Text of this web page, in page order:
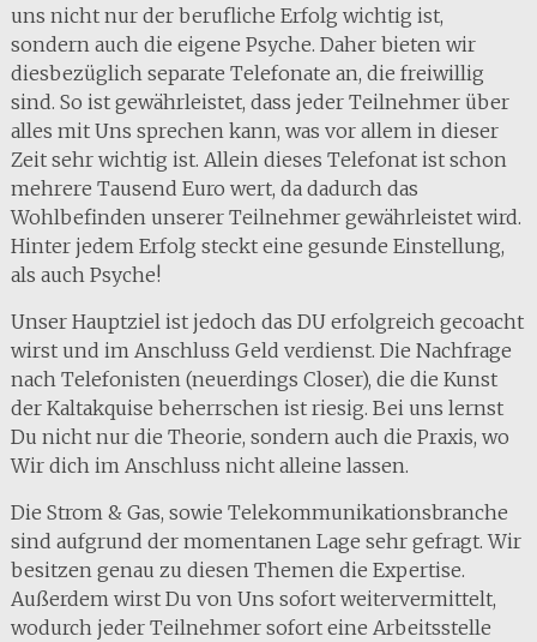
uns nicht nur der berufliche Erfolg wichtig ist,
sondern auch die eigene Psyche. Daher bieten wir
diesbezüglich separate Telefonate an, die freiwillig
sind. So ist gewährleistet, dass jeder Teilnehmer über
alles mit Uns sprechen kann, was vor allem in dieser
Zeit sehr wichtig ist. Allein dieses Telefonat ist schon
mehrere Tausend Euro wert, da dadurch das
Wohlbefinden unserer Teilnehmer gewährleistet wird.
Hinter jedem Erfolg steckt eine gesunde Einstellung,
als auch Psyche!
Unser Hauptziel ist jedoch das DU erfolgreich gecoacht
wirst und im Anschluss Geld verdienst. Die Nachfrage
nach Telefonisten (neuerdings Closer), die die Kunst
der Kaltakquise beherrschen ist riesig. Bei uns lernst
Du nicht nur die Theorie, sondern auch die Praxis, wo
Wir dich im Anschluss nicht alleine lassen.
Die Strom & Gas, sowie Telekommunikationsbranche
sind aufgrund der momentanen Lage sehr gefragt. Wir
besitzen genau zu diesen Themen die Expertise.
Außerdem wirst Du von Uns sofort weitervermittelt,
wodurch jeder Teilnehmer sofort eine Arbeitsstelle